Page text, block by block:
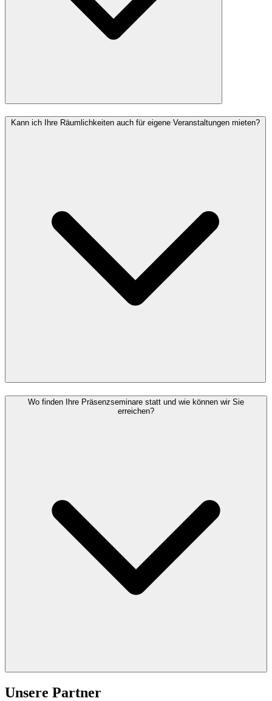
Kann ich Ihre Räumlichkeiten auch für eigene Veranstaltungen mieten?
Wo finden Ihre Präsenzseminare statt und wie können wir Sie
erreichen?
Unsere Partner